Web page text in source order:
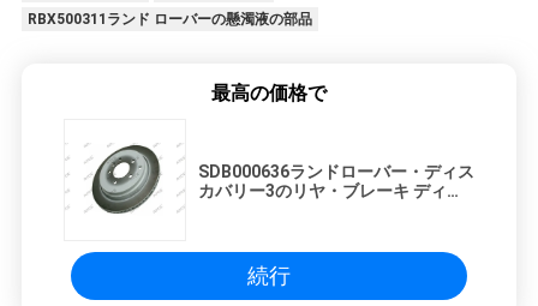
RBX500311ランド ローバーの懸濁液の部品
最高の価格で
SDB000636ランドローバー・ディス
カバリー3のリヤ・ブレーキ ディス
続行